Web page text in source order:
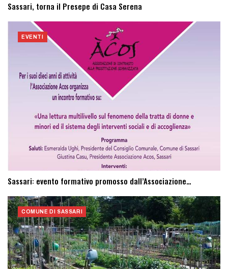
Sassari, torna il Presepe di Casa Serena
EVENTI
Sassari: evento formativo promosso dall’Associazione…
COMUNE DI SASSARI